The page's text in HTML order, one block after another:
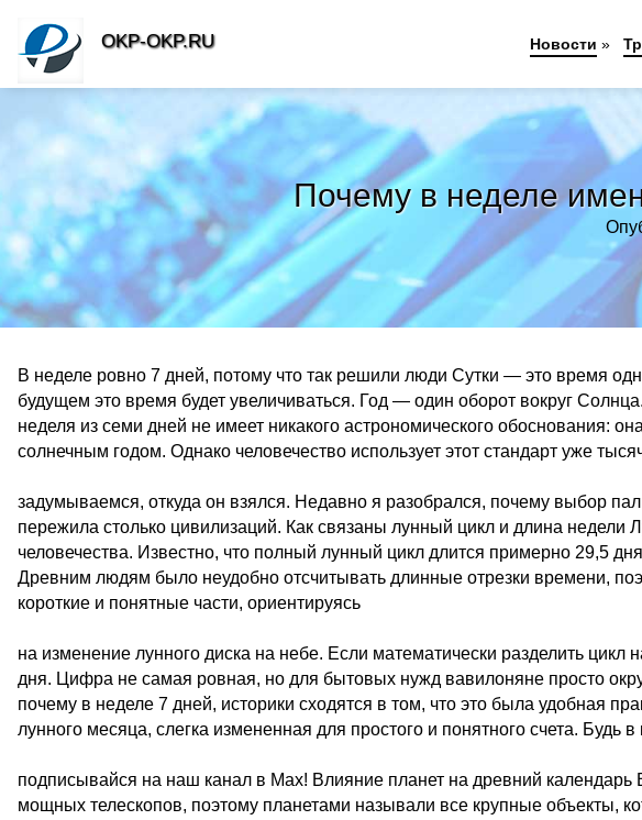
Почему в неделе
В неделе ровно 7 дней, потому что так решили люди Сутки — это время
будущем это время будет увеличиваться. Год — один оборот вокруг
неделя из семи дней не имеет никакого астрономического обоснования:
солнечным годом. Однако человечество использует этот стандарт уже
задумываемся, откуда он взялся. Недавно я разобрался, почему выбор
пережила столько цивилизаций. Как связаны лунный цикл и длина
человечества. Известно, что полный лунный цикл длится примерно 29,5
Древним людям было неудобно отсчитывать длинные отрезки времени,
короткие и понятные части, ориентируясь
на изменение лунного диска на небе. Если математически разделить
дня. Цифра не самая ровная, но для бытовых нужд вавилоняне просто
почему в неделе 7 дней, историки сходятся в том, что это была удобная
лунного месяца, слегка измененная для простого и понятного счета.
подписывайся на наш канал в Max! Влияние планет на древний
мощных телескопов, поэтому планетами называли все крупные объекты,
OKP-OKP.RU Новости »